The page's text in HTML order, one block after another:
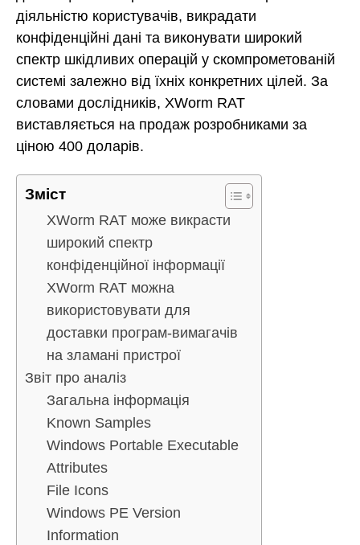
діяльністю користувачів, викрадати
конфіденційні дані та виконувати широкий
спектр шкідливих операцій у скомпрометованій
системі залежно від їхніх конкретних цілей. За
словами дослідників, XWorm RAT
виставляється на продаж розробниками за
ціною 400 доларів.
Зміст
XWorm RAT може викрасти
широкий спектр
конфіденційної інформації
XWorm RAT можна
використовувати для
доставки програм-вимагачів
на зламані пристрої
Звіт про аналіз
Загальна інформація
Known Samples
Windows Portable Executable
Attributes
File Icons
Windows PE Version
Information